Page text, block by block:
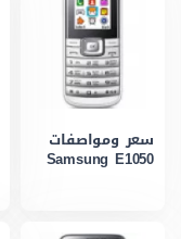
سعر ومواصفات
Samsung E1050